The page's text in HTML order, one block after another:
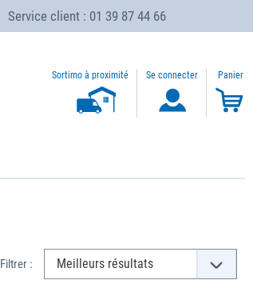
Service client : 01 39 87 44 66
Sortimo à proximité Se connecter Panier
Filtrer :